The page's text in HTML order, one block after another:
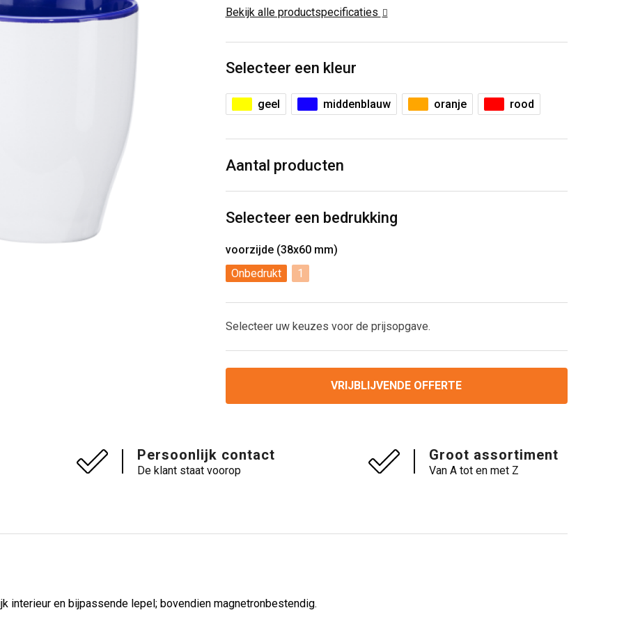
Bekijk alle productspecificaties
Selecteer een kleur
geel middenblauw oranje rood
Aantal producten
Selecteer een bedrukking
voorzijde (38x60 mm)
Onbedrukt
1
Selecteer uw keuzes voor de prijsopgave.
VRIJBLIJVENDE OFFERTE
Persoonlijk contact
De klant staat voorop
Groot assortiment
Van A tot en met Z
interieur en bijpassende lepel; bovendien magnetronbestendig.